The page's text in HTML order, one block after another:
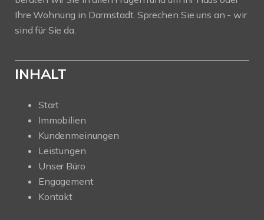
Ihre Wohnung in Darmstadt. Sprechen Sie uns an - wir
sind für Sie da.
INHALT
Start
Immobilien
Kundenmeinungen
Leistungen
Unser Büro
Engagement
Kontakt